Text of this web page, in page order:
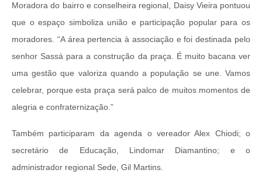
Moradora do bairro e conselheira regional, Daisy Vieira pontuou
que o espaço simboliza união e participação popular para os
moradores. “A área pertencia à associação e foi destinada pelo
senhor Sassá para a construção da praça. É muito bacana ver
uma gestão que valoriza quando a população se une. Vamos
celebrar, porque esta praça será palco de muitos momentos de
alegria e confraternização.”
Também participaram da agenda o vereador Alex Chiodi; o
secretário de Educação, Lindomar Diamantino; e o
administrador regional Sede, Gil Martins.